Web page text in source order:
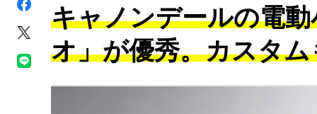
キャノンデールの電
オ」が優秀。カスタ